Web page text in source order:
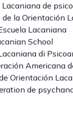
Lacaniana de
de la Orientación
Lacaniana
School
di
Americana
Orientación
de